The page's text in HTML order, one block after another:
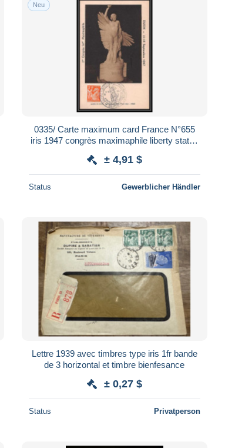
Neu
0335/ Carte maximum card France N°655
iris 1947 congrès maximaphile liberty statue
± 4,91 $
Status Gewerblicher Händler
Lettre 1939 avec timbres type iris 1fr bande
de 3 horizontal et timbre bienfesance
± 0,27 $
Status Privatperson